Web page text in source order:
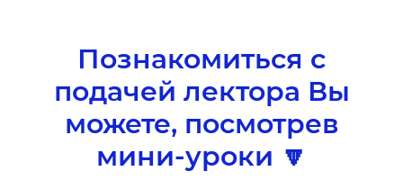
Познакомиться с
подачей лектора Вы
можете, посмотрев
мини-уроки 🔽